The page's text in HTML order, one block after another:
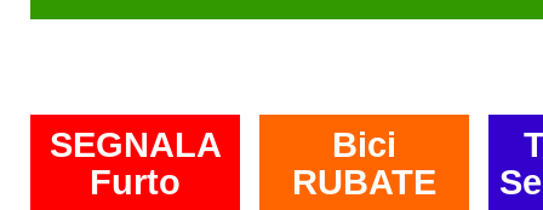
SEGNALA
Furto
Bici
RUBATE